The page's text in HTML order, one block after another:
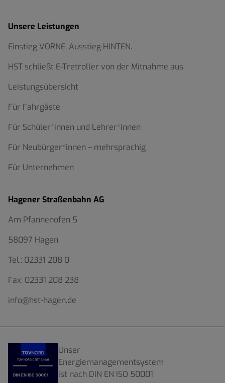
Unsere Leistungen
Einstieg VORNE. Ausstieg HINTEN.
HST schließt E-Tretroller von der Mitnahme aus
Leistungsübersicht
Für Fahrgäste
Für Schüler*innen und Lehrer*innen
Für Neubürger*innen – mehrsprachig
Für Unternehmen
Hagener Straßenbahn AG
Am Pfannenofen 5
58097 Hagen
Tel.: 02331 208 0
Fax: 02331 208 238
info@hst-hagen.de
Unser
Energiemanagementsystem
ist nach DIN EN ISO 50001